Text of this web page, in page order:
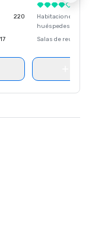
220
17
Habitaciones para
huéspedes
Salas de reunión